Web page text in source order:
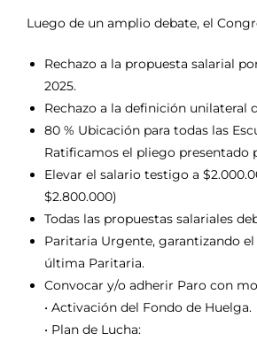
Luego de un amplio debate, el
Rechazo a la propuesta salarial
2025.
⁠Rechazo a la definición unilateral
⁠80 % Ubicación para todas las
Ratificamos el pliego presentado
Elevar el salario testigo a
$2.800.000)
Todas las propuestas salariales
⁠Paritaria Urgente, garantizando
última Paritaria.
⁠Convocar y/o adherir Paro con
• ⁠Activación del Fondo de Huelga.
• ⁠Plan de Lucha: